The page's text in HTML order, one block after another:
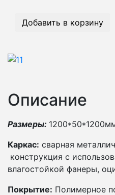
Добавить в корзину
Описание
Размеры:
Каркас: сварная
конструкция с
влагостойкой фанеры,
Покрытие: Полимерное